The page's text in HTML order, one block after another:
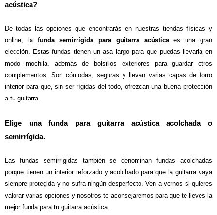
acústica?
De todas las opciones que encontrarás en nuestras tiendas físicas y
online, la funda semirrígida para guitarra acústicaes una gran
elección. Estas fundas tienen un asa largo para que puedas llevarla en
modo mochila, además de bolsillos exteriores para guardar otros
complementos. Son cómodas, seguras y llevan varias capas de forro
interior para que, sin ser rígidas del todo, ofrezcan una buena protección
a tu guitarra.
Elige una funda para guitarra acústica acolchada o
semirrígida.
Las fundas semirrígidas también se denominan fundas acolchadas
porque tienen un interior reforzado y acolchado para que la guitarra vaya
siempre protegida y no sufra ningún desperfecto. Ven a vernos si quieres
valorar varias opciones y nosotros te aconsejaremos para que te lleves la
mejor funda para tu guitarra acústica.